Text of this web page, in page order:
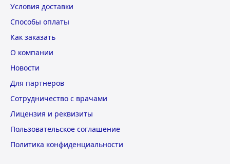
Условия доставки
Способы оплаты
Как заказать
О компании
Новости
Для партнеров
Сотрудничество с врачами
Лицензия и реквизиты
Пользовательское соглашение
Политика конфиденциальности